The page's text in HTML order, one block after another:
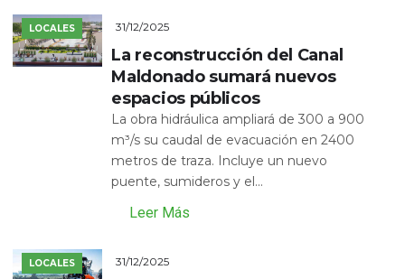
LOCALES 31/12/2025
La reconstrucción del Canal
Maldonado sumará nuevos
espacios públicos
La obra hidráulica ampliará de 300 a 900
m³/s su caudal de evacuación en 2400
metros de traza. Incluye un nuevo
puente, sumideros y el...
Leer Más
LOCALES 31/12/2025